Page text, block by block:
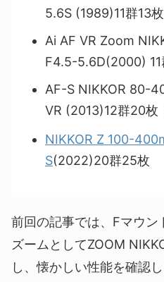
5.6S (1989)11群13枚
Ai AF VR Zoom
F4.5-5.6D(2000) 11
AF-S NIKKOR 80-
VR (2013)12群20枚
NIKKOR Z 100-
S(2022)20群25枚
前回の記事では、Fマウン
ズームとしてZOOM
し、懐かしい性能を確認し